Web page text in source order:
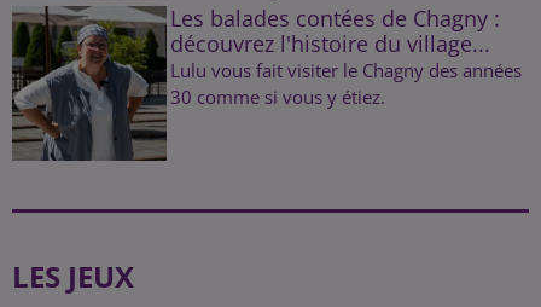
Les balades contées de Chagny :
découvrez l'histoire du village...
Lulu vous fait visiter le Chagny des années
30 comme si vous y étiez.
LES JEUX